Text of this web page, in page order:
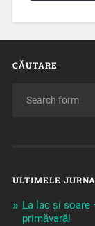
CĂUTARE
ULTIMELE
La lac și soare
primăvară!